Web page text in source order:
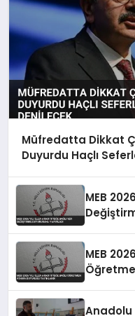
Müfredatta Dikkat
Duyurdu Haçlı
MEB
MEB
Anadolu